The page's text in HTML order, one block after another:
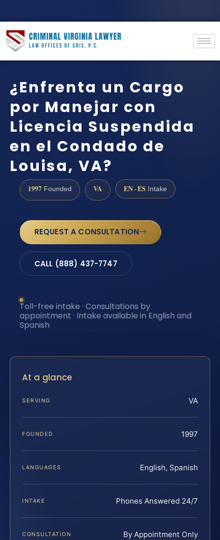
¿Enfrenta un Cargo
por Manejar con
Licencia Suspendida
en el Condado de
Louisa, VA?
1997 Founded VA EN · ES Intake
REQUEST A CONSULTATION
CALL (888) 437-7747
Toll-free intake · Consultations by
appointment · Intake available in English and
Spanish
At a glance
SERVING VA
FOUNDED 1997
LANGUAGES English, Spanish
INTAKE Phones Answered 24/7
CONSULTATION By Appointment Only